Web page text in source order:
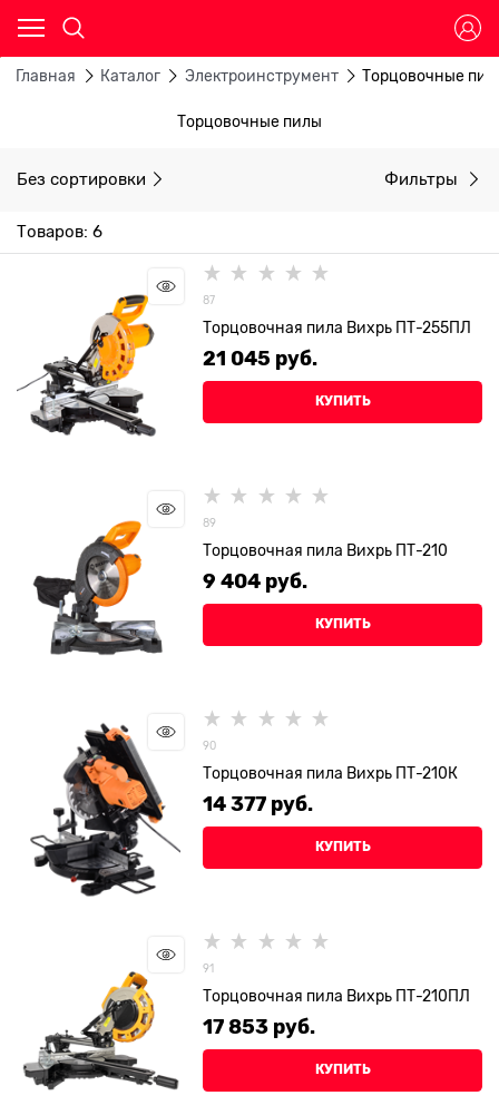
Главная Каталог Электроинструмент Торцовочные
Торцовочные пилы
Без сортировки Фильтры
Товаров: 6
87
Торцовочная пила Вихрь ПТ-255ПЛ
21 045 руб.
КУПИТЬ
89
Торцовочная пила Вихрь ПТ-210
9 404 руб.
КУПИТЬ
90
Торцовочная пила Вихрь ПТ-210К
14 377 руб.
КУПИТЬ
91
Торцовочная пила Вихрь ПТ-210ПЛ
17 853 руб.
КУПИТЬ